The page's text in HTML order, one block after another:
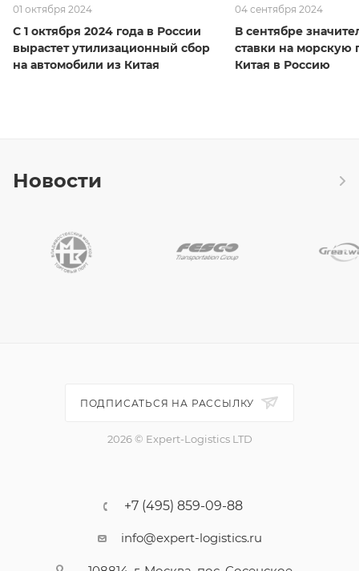
01 октября 2024
С 1 октября 2024 года в России
вырастет утилизационный сбор
на автомобили из Китая
04 сентября 2024
В сентябре
ставки на морскую
Китая в Россию
Новости
ПОДПИСАТЬСЯ НА РАССЫЛКУ
2026 © Expert-Logistics LTD
+7 (495) 859-09-88
info@expert-logistics.ru